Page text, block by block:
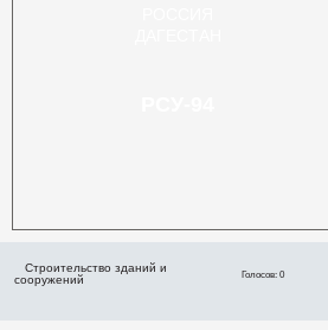
Строительство зданий и
сооружений
Голосов: 0